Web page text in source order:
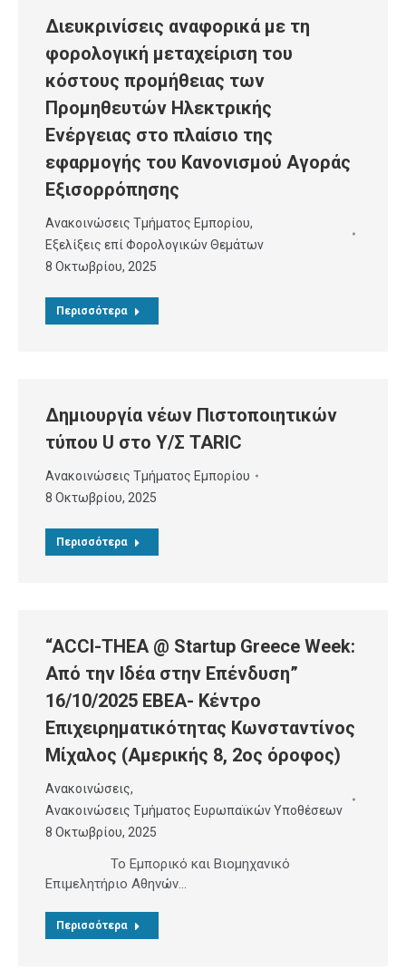
Διευκρινίσεις αναφορικά με τη
φορολογική μεταχείριση του
κόστους προμήθειας των
Προμηθευτών Ηλεκτρικής
Ενέργειας στο πλαίσιο της
εφαρμογής του Κανονισμού Αγοράς
Εξισορρόπησης
Ανακοινώσεις Τμήματος Εμπορίου,
Εξελίξεις επί Φορολογικών Θεμάτων
8 Οκτωβρίου, 2025
Περισσότερα
Δημιουργία νέων Πιστοποιητικών
τύπου U στο Υ/Σ TARIC
Ανακοινώσεις Τμήματος Εμπορίου
8 Οκτωβρίου, 2025
Περισσότερα
“ACCI-THEA @ Startup Greece Week:
Από την Ιδέα στην Επένδυση”
16/10/2025 ΕΒΕΑ- Κέντρο
Επιχειρηματικότητας Κωνσταντίνος
Μίχαλος (Αμερικής 8, 2ος όροφος)
Ανακοινώσεις,
Ανακοινώσεις Τμήματος Ευρωπαϊκών Υποθέσεων
8 Οκτωβρίου, 2025
Το Εμπορικό και Βιομηχανικό
Επιμελητήριο Αθηνών…
Περισσότερα